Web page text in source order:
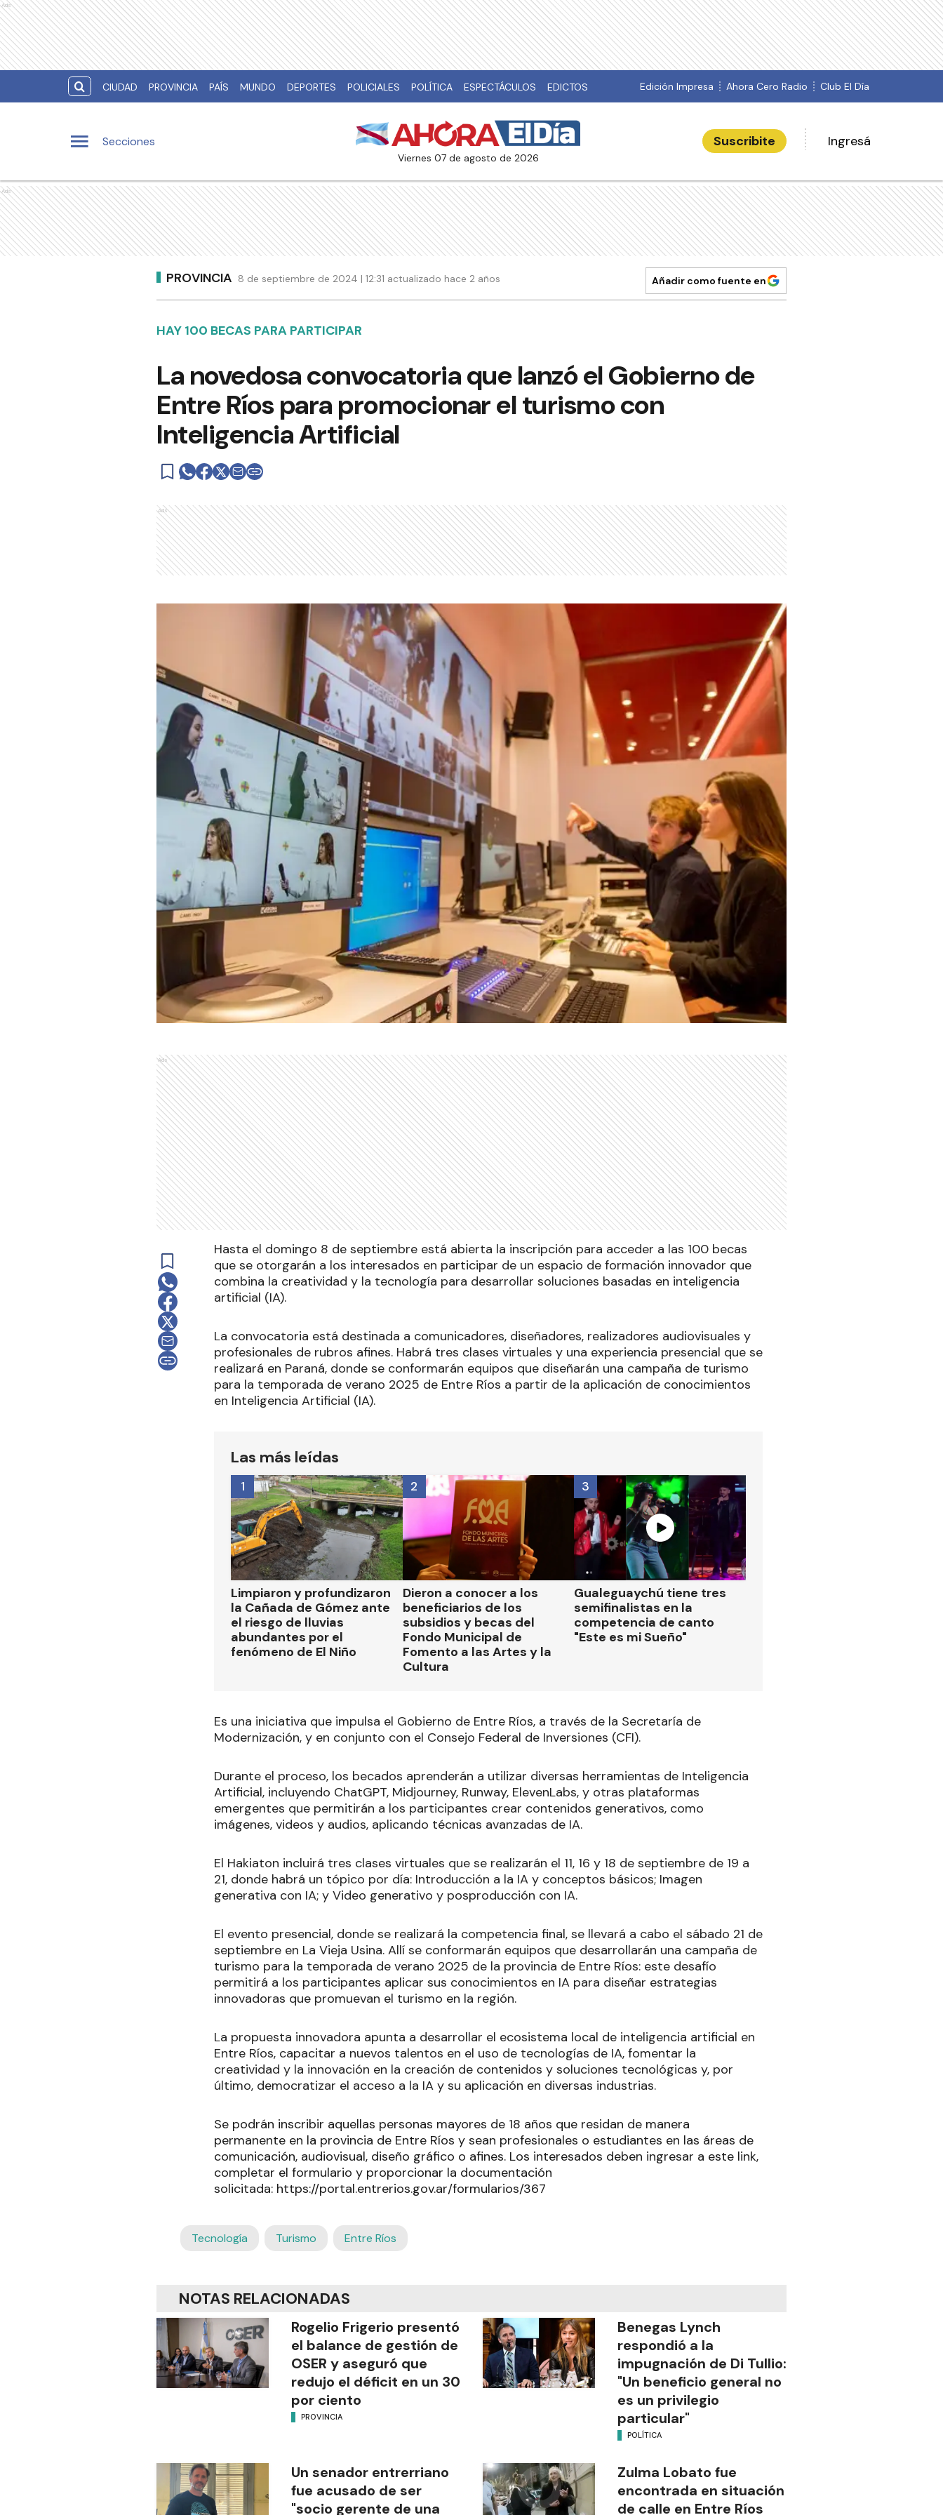
Ads
CIUDAD PROVINCIA PAÍS MUNDO DEPORTES POLICIALES POLÍTICA ESPECTÁCULOS EDICTOS Edición Impresa Ahora Cero Radio Club El Día
Secciones
viernes 07 de agosto de 2026
Suscribite Ingresá
Ads
PROVINCIA 8 de septiembre de 2024 | 12:31 actualizado hace 2 años Añadir como fuente en
HAY 100 BECAS PARA PARTICIPAR
La novedosa convocatoria que lanzó el Gobierno de
Entre Ríos para promocionar el turismo con
Inteligencia Artificial
Ads
Ads
Hasta el domingo 8 de septiembre está abierta la inscripción para acceder a las 100 becas
que se otorgarán a los interesados en participar de un espacio de formación innovador que
combina la creatividad y la tecnología para desarrollar soluciones basadas en inteligencia
artificial (IA).
La convocatoria está destinada a comunicadores, diseñadores, realizadores audiovisuales y
profesionales de rubros afines. Habrá tres clases virtuales y una experiencia presencial que se
realizará en Paraná, donde se conformarán equipos que diseñarán una campaña de turismo
para la temporada de verano 2025 de Entre Ríos a partir de la aplicación de conocimientos
en Inteligencia Artificial (IA).
Las más leídas
Limpiaron y profundizaron
la Cañada de Gómez ante
el riesgo de lluvias
abundantes por el
fenómeno de El Niño
1
Dieron a conocer a los
beneficiarios de los
subsidios y becas del
Fondo Municipal de
Fomento a las Artes y la
Cultura
2
Gualeguaychú tiene tres
semifinalistas en la
competencia de canto
"Este es mi Sueño"
3
Es una iniciativa que impulsa el Gobierno de Entre Ríos, a través de la Secretaría de
Modernización, y en conjunto con el Consejo Federal de Inversiones (CFI).
Durante el proceso, los becados aprenderán a utilizar diversas herramientas de Inteligencia
Artificial, incluyendo ChatGPT, Midjourney, Runway, ElevenLabs, y otras plataformas
emergentes que permitirán a los participantes crear contenidos generativos, como
imágenes, videos y audios, aplicando técnicas avanzadas de IA.
El Hakiaton incluirá tres clases virtuales que se realizarán el 11, 16 y 18 de septiembre de 19 a
21, donde habrá un tópico por día: Introducción a la IA y conceptos básicos; Imagen
generativa con IA; y Video generativo y posproducción con IA.
El evento presencial, donde se realizará la competencia final, se llevará a cabo el sábado 21 de
septiembre en La Vieja Usina. Allí se conformarán equipos que desarrollarán una campaña de
turismo para la temporada de verano 2025 de la provincia de Entre Ríos: este desafío
permitirá a los participantes aplicar sus conocimientos en IA para diseñar estrategias
innovadoras que promuevan el turismo en la región.
La propuesta innovadora apunta a desarrollar el ecosistema local de inteligencia artificial en
Entre Ríos, capacitar a nuevos talentos en el uso de tecnologías de IA, fomentar la
creatividad y la innovación en la creación de contenidos y soluciones tecnológicas y, por
último, democratizar el acceso a la IA y su aplicación en diversas industrias.
Se podrán inscribir aquellas personas mayores de 18 años que residan de manera
permanente en la provincia de Entre Ríos y sean profesionales o estudiantes en las áreas de
comunicación, audiovisual, diseño gráfico o afines. Los interesados deben ingresar a este link,
completar el formulario y proporcionar la documentación
solicitada: https://portal.entrerios.gov.ar/formularios/367
Tecnología Turismo Entre Ríos
NOTAS RELACIONADAS
Rogelio Frigerio presentó
el balance de gestión de
OSER y aseguró que
redujo el déficit en un 30
por ciento
PROVINCIA
Benegas Lynch
respondió a la
impugnación de Di Tullio:
"Un beneficio general no
es un privilegio
particular"
POLÍTICA
Un senador entrerriano
fue acusado de ser
"socio gerente de una
Zulma Lobato fue
encontrada en situación
de calle en Entre Ríos